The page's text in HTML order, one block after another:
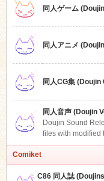
同人ゲーム
同人アニメ
同人CG集 (Doujin
同人音声 (Doujin
Doujin Sound
files with modified
Comiket
C86 同人誌